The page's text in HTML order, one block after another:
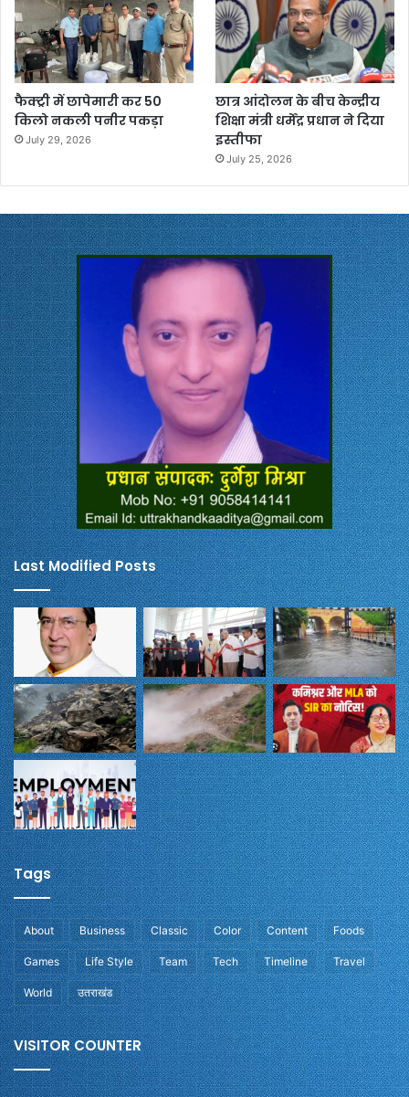
फैक्ट्री में छापेमारी कर 50
किलो नकली पनीर पकड़ा
July 29, 2026
छात्र आंदोलन के बीच केन्द्रीय
शिक्षा मंत्री धर्मेंद्र प्रधान ने दिया
इस्तीफा
July 25, 2026
Last Modified Posts
Tags
About Business Classic Color Content Foods
Games Life Style Team Tech Timeline Travel
World उतराखंड
VISITOR COUNTER